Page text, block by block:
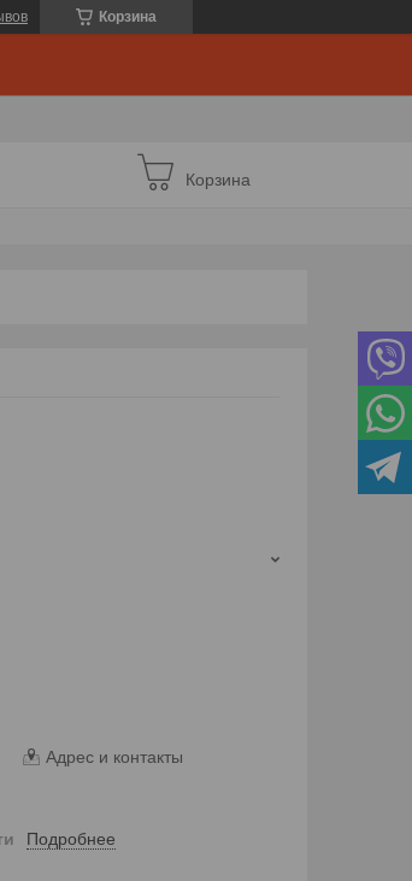
Корзина
Корзина
Адрес и контакты
Подробнее